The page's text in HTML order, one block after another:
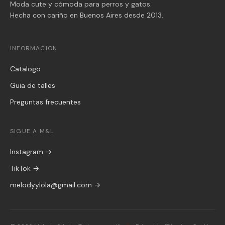
Moda cute y cómoda para perros y gatos.
Hecha con cariño en Buenos Aires desde 2013.
INFORMACION
Catalogo
Guia de talles
Preguntas frecuentes
SIGUE A M&L
Instagram →
TikTok →
melodyylola@gmail.com →